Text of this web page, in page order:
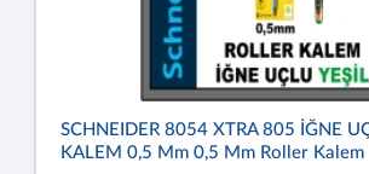
SCHNEIDER 8054 XTRA 805 İĞNE
KALEM 0,5 Mm 0,5 Mm Roller Kalem